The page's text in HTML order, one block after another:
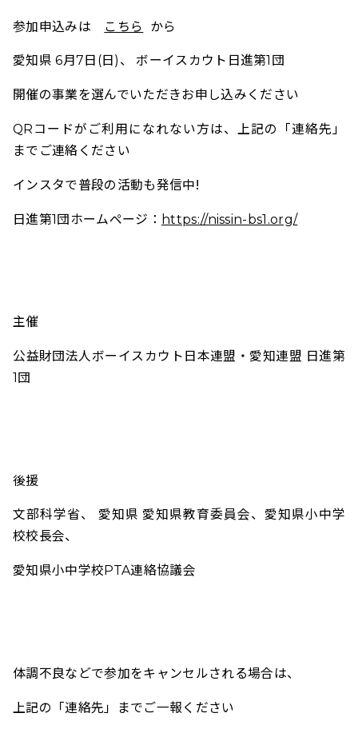
参加申込みは こちら から
愛知県 6月7日(日)、 ボーイスカウト日進第1団
開催の事業を選んでいただきお申し込みください
QRコードがご利用になれない方は、上記の「連絡先」
までご連絡ください
インスタで普段の活動も発信中!
日進第1団ホームページ： https://nissin-bs1.org/
主催
公益財団法人ボーイスカウト日本連盟・愛知連盟 日進第
1団
後援
文部科学省、 愛知県 愛知県教育委員会、 愛知県小中学
校校長会、
愛知県小中学校PTA連絡協議会
体調不良などで参加をキャンセルされる場合は、
上記の「連絡先」までご一報ください